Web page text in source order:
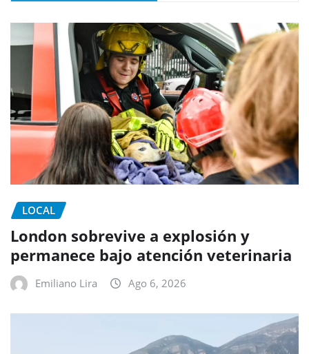
LOCAL
London sobrevive a explosión y
permanece bajo atención veterinaria
Emiliano Lira Ago 6, 2026